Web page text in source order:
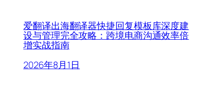
爱翻译出海翻译器快捷回复模板库深度建
设与管理完全攻略：跨境电商沟通效率倍
增实战指南
2026年8月1日